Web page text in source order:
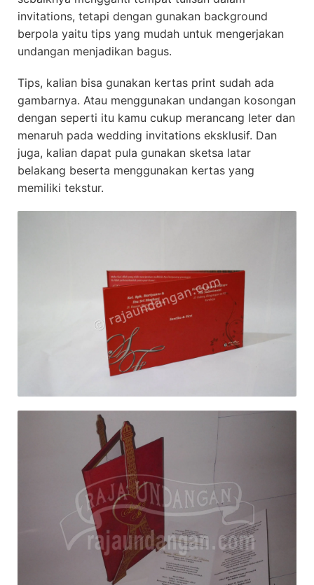
invitations, tetapi dengan gunakan background
berpola yaitu tips yang mudah untuk mengerjakan
undangan menjadikan bagus.
Tips, kalian bisa gunakan kertas print sudah ada
gambarnya. Atau menggunakan undangan kosongan
dengan seperti itu kamu cukup merancang leter dan
menaruh pada wedding invitations eksklusif. Dan
juga, kalian dapat pula gunakan sketsa latar
belakang beserta menggunakan kertas yang
memiliki tekstur.